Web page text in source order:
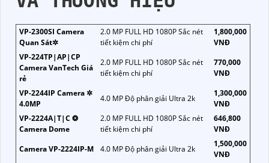
VP-2300SI Camera
Quan Sát✲
2.0 MP FULL HD 1080P Sắc nét
tiết kiệm chi phí
1,800,000
VNĐ
VP-224TP|AP|CP
Camera VanTech Giá
rẻ
2.0 MP FULL HD 1080P Sắc nét
tiết kiệm chi phí
770,000
VNĐ
VP-2244IP Camera ✲
4.0MP
4.0 MP Độ phân giải Ultra 2k
1,300,000
VNĐ
VP-2224A|T|C ❂
Camera Dome
2.0 MP FULL HD 1080P Sắc nét
tiết kiệm chi phí
646,800
VNĐ
Camera VP-2224IP-M
4.0 MP Độ phân giải Ultra 2k
1,500,000
VNĐ